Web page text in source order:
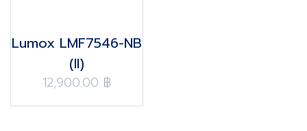
Lumox LMF7546-NB
(II)
12,900.00 ฿